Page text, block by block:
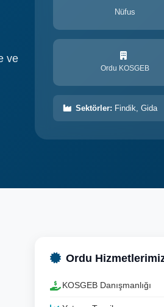
ve
Nüfus
Ordu KOSGEB
Sektörler: Findik, Gida
Ordu
KOSGEB Danışmanlığı